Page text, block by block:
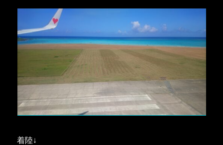
着陸↓